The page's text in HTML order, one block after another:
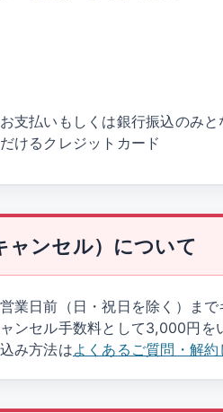
支払いもしくは銀行振込のみと
けるクレジットカード
ャンセル）について
業日前（日・祝日を除く）まで
ンセル手数料として3,000円を
み方法はよくあるご質問・解約